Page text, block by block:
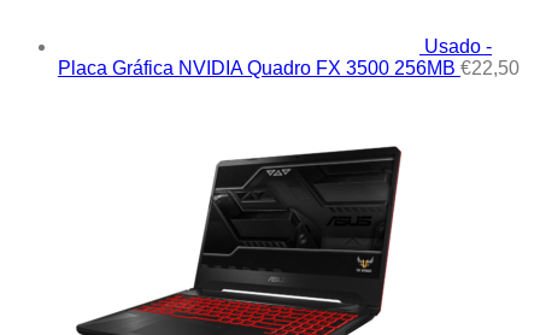
Usado -
Placa Gráfica NVIDIA Quadro FX 3500 256MB €22,50